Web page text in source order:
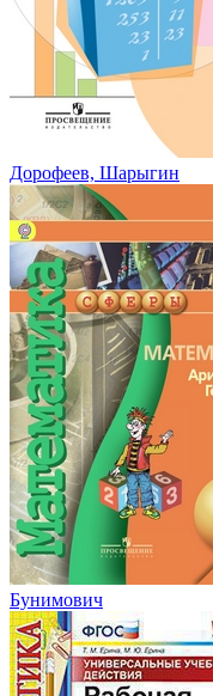
Дорофеев, Шарыгин
Бунимович